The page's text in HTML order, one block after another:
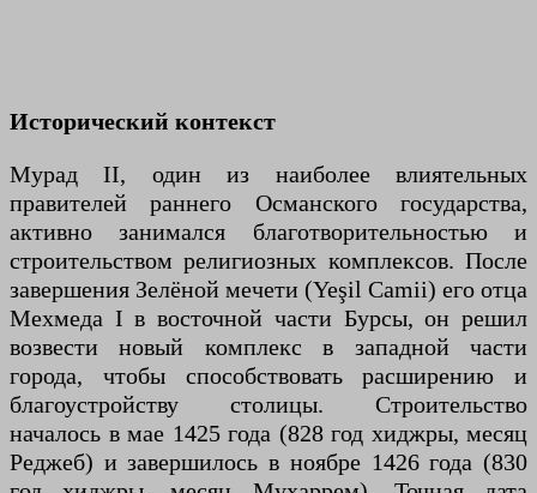
Исторический контекст
Мурад II, один из наиболее влиятельных
правителей раннего Османского государства,
активно занимался благотворительностью и
строительством религиозных комплексов. После
завершения Зелёной мечети (Yeşil Camii) его отца
Мехмеда I в восточной части Бурсы, он решил
возвести новый комплекс в западной части
города, чтобы способствовать расширению и
благоустройству столицы. Строительство
началось в мае 1425 года (828 год хиджры, месяц
Реджеб) и завершилось в ноябре 1426 года (830